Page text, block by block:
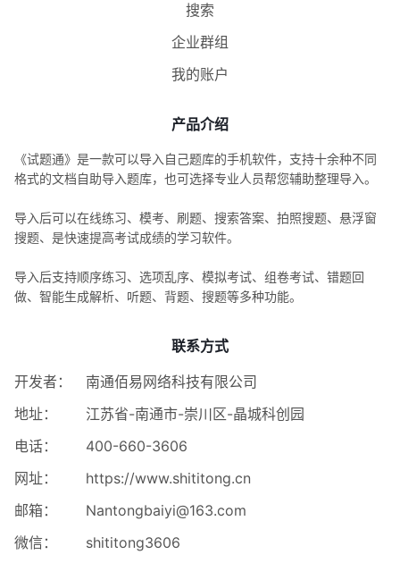
搜索
企业群组
我的账户
产品介绍
《试题通》是一款可以导入自己题库的手机软件，支持十余种不同
格式的文档自助导入题库，也可选择专业人员帮您辅助整理导入。
导入后可以在线练习、模考、刷题、搜索答案、拍照搜题、悬浮窗
搜题、是快速提高考试成绩的学习软件。
导入后支持顺序练习、选项乱序、模拟考试、组卷考试、错题回
做、智能生成解析、听题、背题、搜题等多种功能。
联系方式
开发者：
南通佰易网络科技有限公司
地址：
江苏省-南通市-崇川区-晶城科创园
电话：
400-660-3606
网址：
https://www.shititong.cn
邮箱：
Nantongbaiyi@163.com
微信：
shititong3606